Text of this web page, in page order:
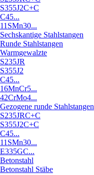
S355J2C+C
C45...
11SMn30...
Sechskantige Stahlstangen
Runde Stahlstangen
Warmgewalzte
S235JR
S355J2
C45...
16MnCr5...
42CrMo4...
Gezogene runde Stahlstangen
S235JRC+C
S355J2C+C
C45...
11SMn30...
E335GC...
Betonstahl
Betonstahl Stäbe